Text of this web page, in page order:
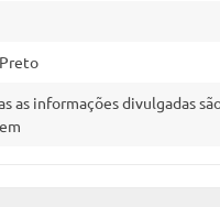
as informações divulgadas